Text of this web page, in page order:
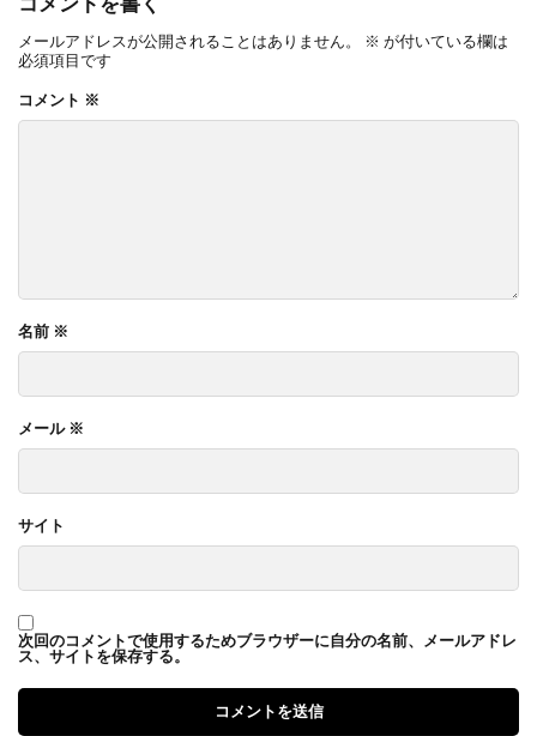
メールアドレスが公開されることはありません。 ※ が付いている欄は
必須項目です
コメント ※
名前 ※
メール ※
サイト
次回のコメントで使用するためブラウザーに自分の名前、メールアドレ
ス、サイトを保存する。